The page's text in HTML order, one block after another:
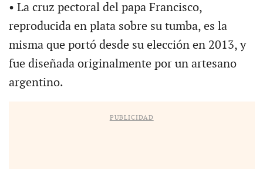
• La cruz pectoral del papa Francisco,
reproducida en plata sobre su tumba, es la
misma que portó desde su elección en 2013, y
fue diseñada originalmente por un artesano
argentino.
PUBLICIDAD